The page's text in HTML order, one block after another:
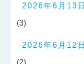
2026年6月13日
(3)
2026年6月12日
(2)